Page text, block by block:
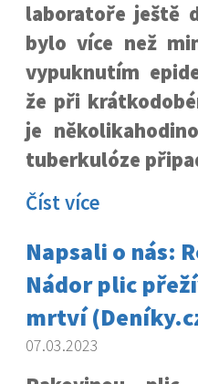
laboratoře ještě
bylo více než
vypuknutím
že při
je
tuberkulóze
Číst více
Napsali o nás:
Nádor plic
mrtví
07.03.2023